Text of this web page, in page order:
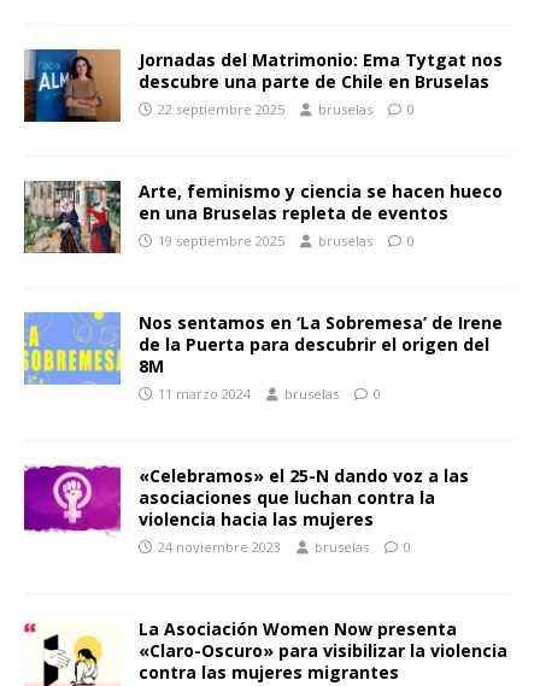
Jornadas del Matrimonio: Ema Tytgat nos
descubre una parte de Chile en Bruselas
22 septiembre 2025 bruselas 0
Arte, feminismo y ciencia se hacen hueco
en una Bruselas repleta de eventos
19 septiembre 2025 bruselas 0
Nos sentamos en ‘La Sobremesa’ de Irene
de la Puerta para descubrir el origen del
8M
11 marzo 2024 bruselas 0
«Celebramos» el 25-N dando voz a las
asociaciones que luchan contra la
violencia hacia las mujeres
24 noviembre 2023 bruselas 0
La Asociación Women Now presenta
«Claro-Oscuro» para visibilizar la violencia
contra las mujeres migrantes